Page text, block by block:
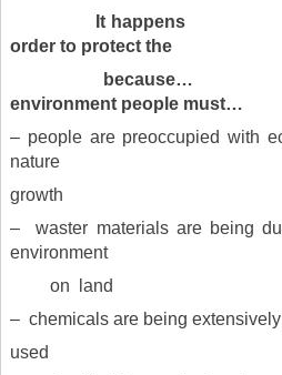
It
order to protect the
environment people must…
– people are preoccupied
nature
growth
– waster materials are
environment
on land
– chemicals are being
used